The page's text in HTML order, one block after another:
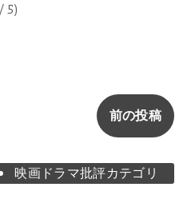
前の投稿
映画ドラマ批評カテゴリ